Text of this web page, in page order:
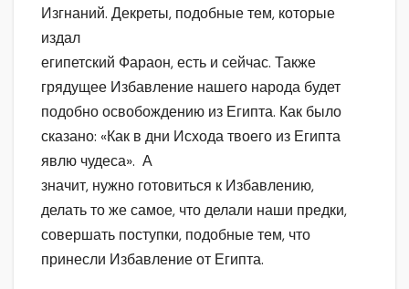
Изгнаний. Декреты, подобные тем, которые
издал
египетский Фараон, есть и сейчас. Также
грядущее Избавление нашего народа будет
подобно освобождению из Египта. Как было
сказано: «Как в дни Исхода твоего из Египта
явлю чудеса». А
значит, нужно готовиться к Избавлению,
делать то же самое, что делали наши предки,
совершать поступки, подобные тем, что
принесли Избавление от Египта.